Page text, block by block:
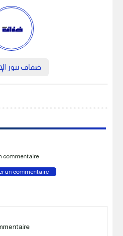
ضفاف نيوز
commentaire
un commentaire